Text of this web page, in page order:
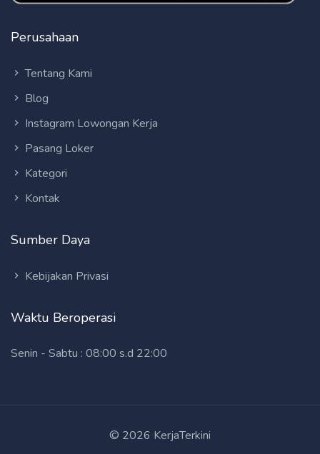
Perusahaan
Tentang Kami
Blog
Instagram Lowongan Kerja
Pasang Loker
Kategori
Kontak
Sumber Daya
Kebijakan Privasi
Waktu Beroperasi
Senin - Sabtu : 08:00 s.d 22:00
© 2026 KerjaTerkini